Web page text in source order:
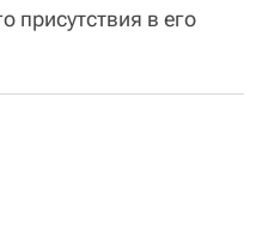
присутствия в его